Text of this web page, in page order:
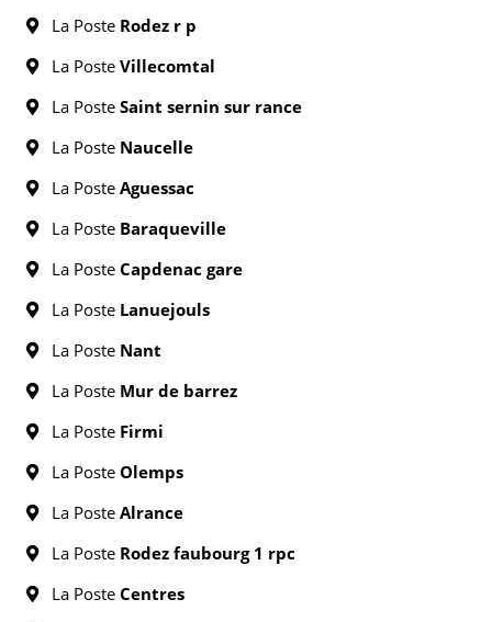
La Poste Rodez r p
La Poste Villecomtal
La Poste Saint sernin sur rance
La Poste Naucelle
La Poste Aguessac
La Poste Baraqueville
La Poste Capdenac gare
La Poste Lanuejouls
La Poste Nant
La Poste Mur de barrez
La Poste Firmi
La Poste Olemps
La Poste Alrance
La Poste Rodez faubourg 1 rpc
La Poste Centres